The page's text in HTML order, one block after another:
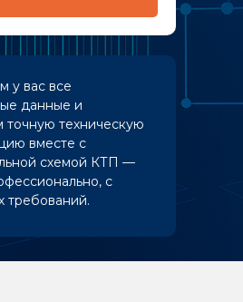
у вас все
данные и
точную техническую
вместе с
схемой КТП —
с
требований.